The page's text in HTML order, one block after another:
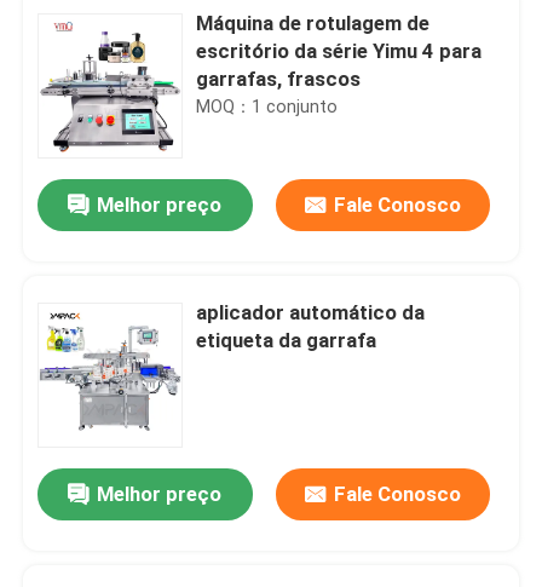
Máquina de rotulagem de
escritório da série Yimu 4 para
garrafas, frascos
MOQ：1 conjunto
Melhor preço Fale Conosco
aplicador automático da
etiqueta da garrafa
Melhor preço Fale Conosco